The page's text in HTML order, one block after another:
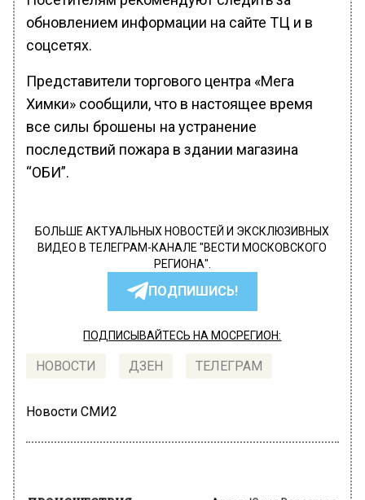
обновлением информации на сайте ТЦ и в
соцсетях.
Представители торгового центра «Мега
Химки» сообщили, что в настоящее время
все силы брошены на устранение
последствий пожара в здании магазина
“ОБИ”.
БОЛЬШЕ АКТУАЛЬНЫХ НОВОСТЕЙ И ЭКСКЛЮЗИВНЫХ
ВИДЕО В ТЕЛЕГРАМ-КАНАЛЕ "ВЕСТИ МОСКОВСКОГО
РЕГИОНА".
ПОДПИШИСЬ!
ПОДПИСЫВАЙТЕСЬ НА МОСРЕГИОН:
НОВОСТИ ДЗЕН ТЕЛЕГРАМ
Новости СМИ2
ПРОИСШЕСТВИЯ Автор:Юлия Варсегова